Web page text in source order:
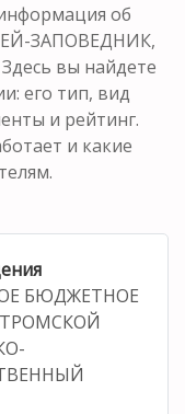
об
ЗАПОВЕДНИК,
вы найдете
его тип, вид
и рейтинг.
и какие
БЮДЖЕТНОЕ